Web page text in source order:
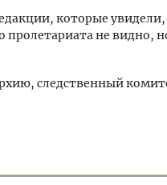
которые увидели,
пролетариата не видно,
следственный